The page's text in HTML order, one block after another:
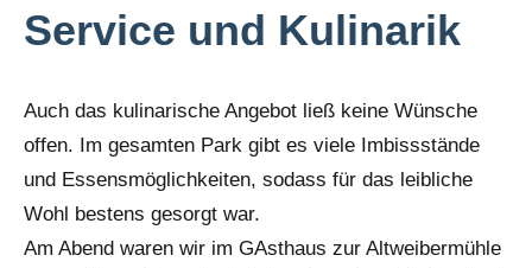
Service und Kulinarik
Auch das kulinarische Angebot ließ keine Wünsche
offen. Im gesamten Park gibt es viele Imbissstände
und Essensmöglichkeiten, sodass für das leibliche
Wohl bestens gesorgt war.
Am Abend waren wir im GAsthaus zur Altweibermühle